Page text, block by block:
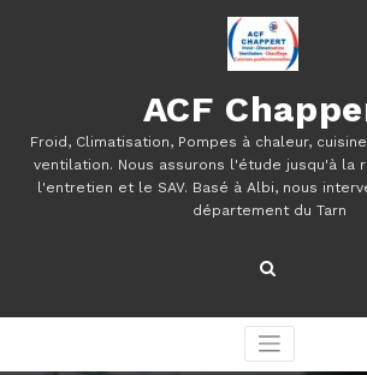
ACF
Froid, Climatisation, Pompes à chaleur,
ventilation. Nous assurons l'étude jusqu'à la
l'entretien et le SAV. Basé à Albi, nous
département du Tarn